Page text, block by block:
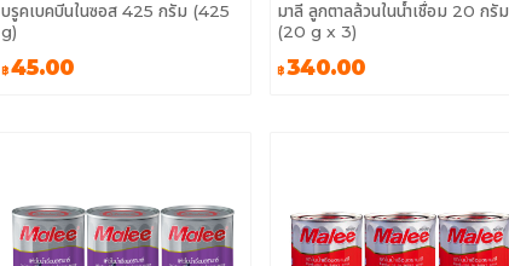
บรูคเบคบีนในซอส 425 กรัม (425
g)
฿45.00
มาลี ลูกตาลล้วนในน้ำเชื่อม 20 กรัม
(20 g x 3)
฿340.00